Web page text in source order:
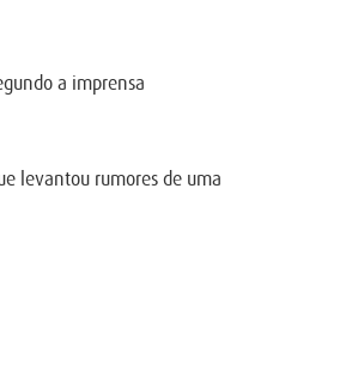
a imprensa
levantou rumores de uma